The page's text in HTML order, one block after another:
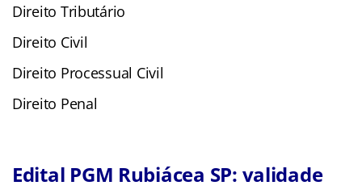
Direito Tributário
Direito Civil
Direito Processual Civil
Direito Penal
Edital PGM Rubiácea SP: validade